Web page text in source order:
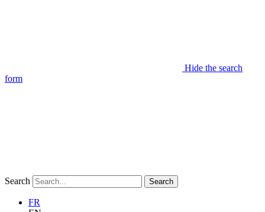
Hide the search
form
Search Search
FR